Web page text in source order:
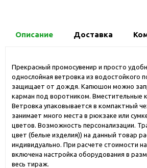
Описание Доставка
Прекрасный промосувенир и просто
однослойная ветровка из водостойкого
защищает от дождя. Капюшон можно
карман под воротником. Вместительные
Ветровка упаковывается в компактный
занимает много места в рюкзаке или
цветов. Возможность персонализации.
цвет (белые изделия)) на данный товар
индивидуально. При расчете стоимости
включена настройка оборудования в
весь тираж.